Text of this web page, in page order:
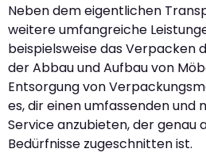
Neben dem eigentlichen
weitere umfangreiche
beispielsweise das Verpacken
der Abbau und Aufbau von
Entsorgung von
es, dir einen umfassenden
Service anzubieten, der genau
Bedürfnisse zugeschnitten ist.